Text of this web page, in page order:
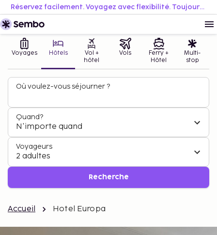
Réservez facilement. Voyagez avec flexibilité. Toujours au meilleur prix.
Voyages Hôtels
Vol +
hôtel
Vols
Ferry +
Hôtel
Multi-
stop
Où voulez-vous séjourner ?
Quand?
N'importe quand
Voyageurs
2 adultes
Recherche
Accueil Hotel Europa